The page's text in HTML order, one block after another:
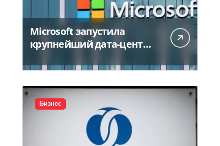
Microsoft запустила
крупнейший дата-центр
миллиарда
Бизнес